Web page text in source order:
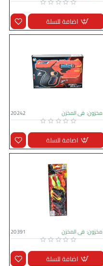
اضافة للسلة
مخزون: فى المخزن 20242
اضافة للسلة
مخزون: فى المخزن 20391
اضافة للسلة